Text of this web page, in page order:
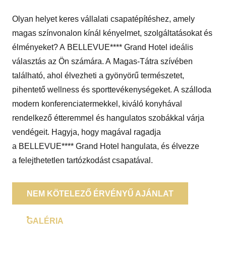
Olyan helyet keres vállalati csapatépítéshez, amely
magas színvonalon kínál kényelmet, szolgáltatásokat és
élményeket? A BELLEVUE**** Grand Hotel ideális
választás az Ön számára. A Magas-Tátra szívében
található, ahol élvezheti a gyönyörű természetet,
pihentető wellness és sporttevékenységeket. A szálloda
modern konferenciatermekkel, kiváló konyhával
rendelkező étteremmel és hangulatos szobákkal várja
vendégeit. Hagyja, hogy magával ragadja
a BELLEVUE**** Grand Hotel hangulata, és élvezze
a felejthetetlen tartózkodást csapatával.
NEM KÖTELEZŐ ÉRVÉNYŰ AJÁNLAT
GALÉRIA